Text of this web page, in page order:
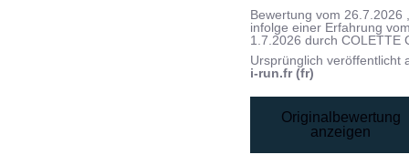
Bewertung vom26.7.2026
infolge einer Erfahrung
1.7.2026 durchCOLETTE
Ursprünglich veröffentlicht
i-run.fr (fr)
Originalbewertung
anzeigen